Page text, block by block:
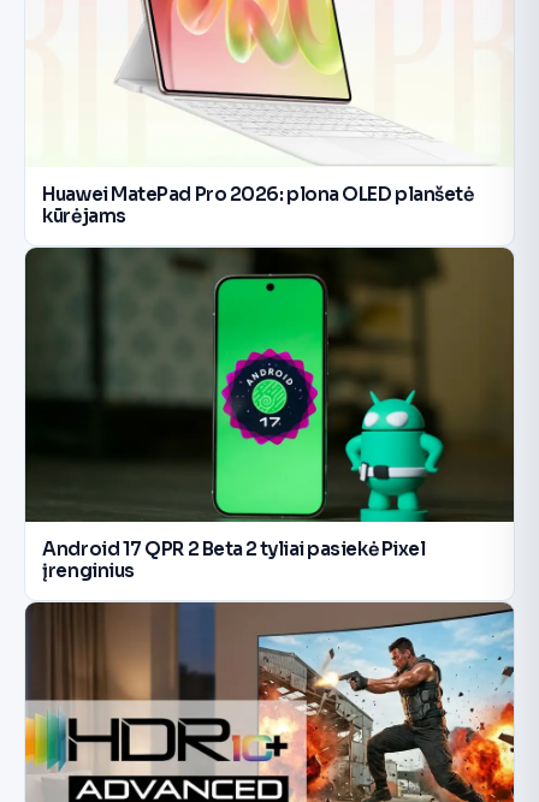
Huawei MatePad Pro 2026: plona OLED planšetė
kūrėjams
Android 17 QPR 2 Beta 2 tyliai pasiekė Pixel
įrenginius